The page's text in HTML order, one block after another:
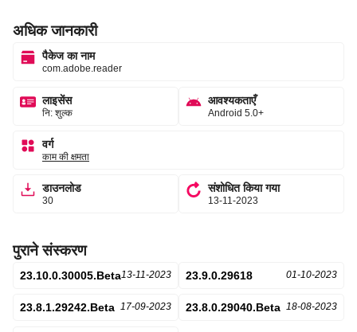
अधिक जानकारी
पैकेज का नाम
com.adobe.reader
लाइसेंस
नि: शुल्क
आवश्यकताएँ
Android 5.0+
वर्ग
काम की क्षमता
डाउनलोड
30
संशोधित किया गया
13-11-2023
पुराने संस्करण
23.10.0.30005.Beta13-11-2023 23.9.0.29618 01-10-2023
23.8.1.29242.Beta 17-09-2023 23.8.0.29040.Beta 18-08-2023